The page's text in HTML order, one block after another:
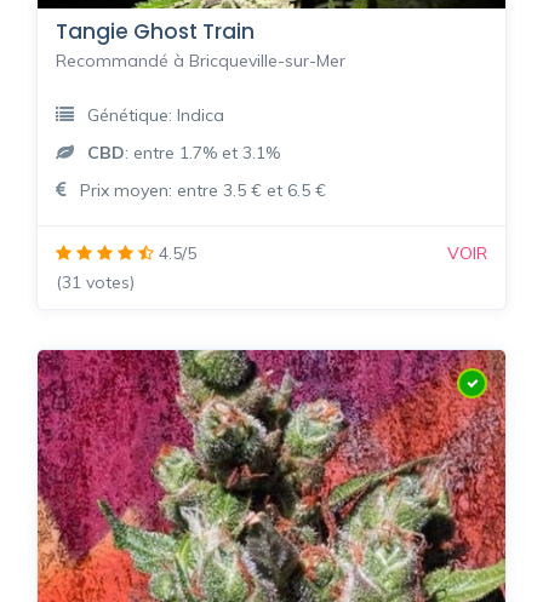
Tangie Ghost Train
Recommandé à Bricqueville-sur-Mer
Génétique: Indica
CBD: entre 1.7% et 3.1%
Prix moyen: entre 3.5 € et 6.5 €
4.5/5
(31 votes)
VOIR